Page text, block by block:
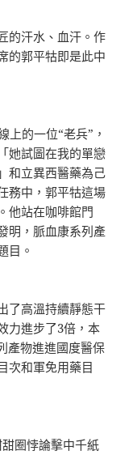
汗水、血汗。作
的郭平牯即是此中
的一位“老兵”，
她試圖在我的單戀
和立異西醫藥為己
務中，郭平牯這場
他站在咖啡館門
明，脈血康系列產
目。
高溫持續靜態干
力進步了3倍，本
產物進進國度醫保
次和軍免用藥目
圈悖論擊中千紙